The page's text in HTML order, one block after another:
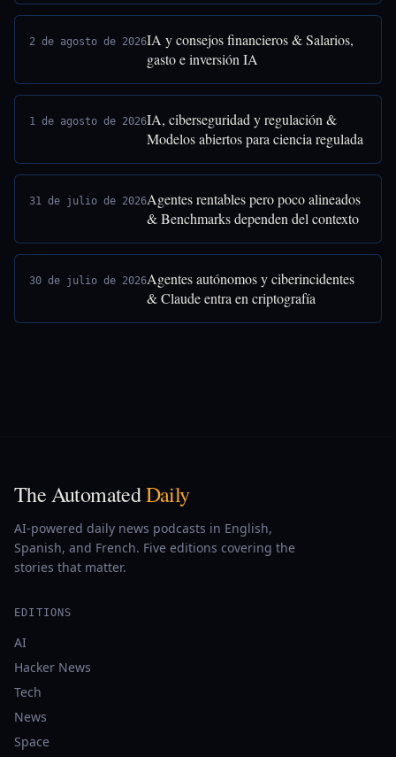
2 de agosto de 2026IA y consejos financieros & Salarios,
gasto e inversión IA
1 de agosto de 2026IA, ciberseguridad y regulación &
Modelos abiertos para ciencia regulada
31 de julio de 2026Agentes rentables pero poco alineados
& Benchmarks dependen del contexto
30 de julio de 2026Agentes autónomos y ciberincidentes
& Claude entra en criptografía
The AutomatedDaily
AI-powered daily news podcasts in English,
Spanish, and French. Five editions covering the
stories that matter.
EDITIONS
AI
Hacker News
Tech
News
Space